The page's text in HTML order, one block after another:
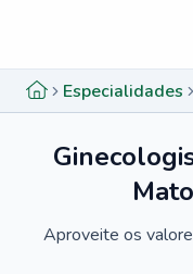
Especialidades
Aproveite os